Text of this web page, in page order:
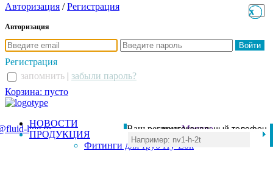
Авторизация /Регистрация x
x
Авторизация
Регистрация
запомнить | забыли пароль?
Корзина: пусто
line.ru многоканальный телефон
+7 (495) 984-41-00
Ваш регион:Москва
НОВОСТИ
ПРОДУКЦИЯ
Фитинги для труб Hy-Lok